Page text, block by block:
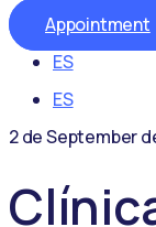
Appointment
ES
ES
2 de September